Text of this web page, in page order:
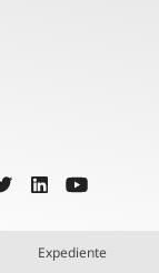
Expediente